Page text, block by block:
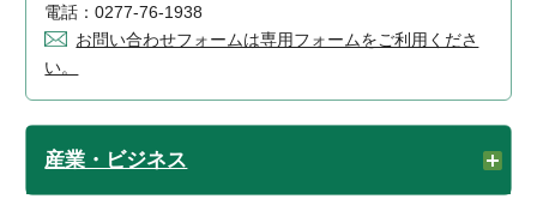
電話：0277-76-1938
お問い合わせフォームは専用フォームをご利用くださ
い。
産業・ビジネス